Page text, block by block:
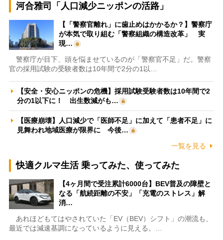
河合雅司「人口減少ニッポンの活路」
【「警察官離れ」に歯止めはかかるか？】警察庁
が本気で取り組む「警察組織の構造改革」 実
現…
警察庁が目下、頭を悩ませているのが「警察官不足」だ。警察
官の採用試験の受験者数は10年間で2分の1以…
【安全・安心ニッポンの危機】採用試験受験者数は10年間で2
分の1以下に！ 出生数減がも…
【医療崩壊】人口減少で「医師不足」に加えて「患者不足」に
見舞われ地域医療が限界に 今後…
一覧を見る
快適クルマ生活 乗ってみた、使ってみた
【4ヶ月間で受注累計6000台】BEV普及の障壁と
なる「航続距離の不安」「充電のストレス」解
消…
あれほどもてはやされていた「EV（BEV）シフト」の潮流も、
最近では減速基調になっているように見える。…